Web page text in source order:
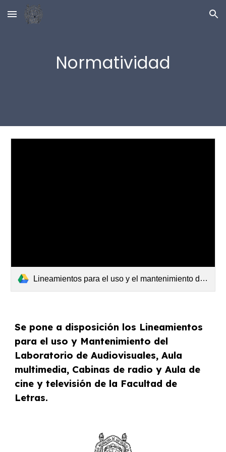
Skip to main content Skip to navigation
Normatividad
Lineamientos para el uso y el mantenimiento del laboratorio de audiovisuales, aula multimedia y aula de cine y televisión.pdf
Se pone a disposición los Lineamientos
para el uso y Mantenimiento del
Laboratorio de Audiovisuales, Aula
multimedia, Cabinas de radio y Aula de
cine y televisión de la Facultad de
Letras.